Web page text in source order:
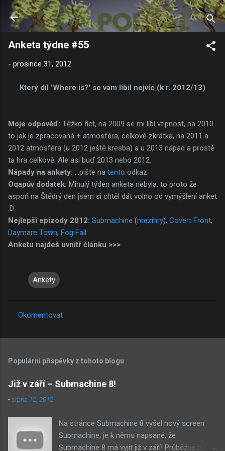
Přeskočit na hlavní obsah
Anketa týdne #55
- prosince 31, 2012
Který díl 'Where is?' se vám líbil nejvíc (k r. 2012/13)
Moje odpověď: Těžko říct, na 2009 se mi líbí vtipnost, na 2010
to jak je zpracovaná + atmosféra, celkově zkrátka, na 2011 a
2012 atmosféra (u 2012 ještě kresba) a u 2013 nápad a prostě
ta hra celkově. Ale asi buď 2013 nebo 2012.
Nápady na ankety: ...pište na tento odkaz.
Oqapův dodatek: Minulý týden anketa nebyla, to proto že
aspoń na Štědrý den jsem si chtěl dát volno od vymýšlení anket
:D
Nejlepší epizody 2012: Submachine (mezihry), Covert Front,
Daymare Town, Fog Fall
Anketu najdeš uvnitř článku >>>
Ankety
o
e
n
Okomentovat
Populární příspěvky z tohoto blogu
Již v září – Submachine 8!
-srpna 12, 2012
Na stránce Submachine 8 vyšel nový screen
Submachine; je k němu napsané, že
Submachine 8 má vyjít již v září! Průběžně budu